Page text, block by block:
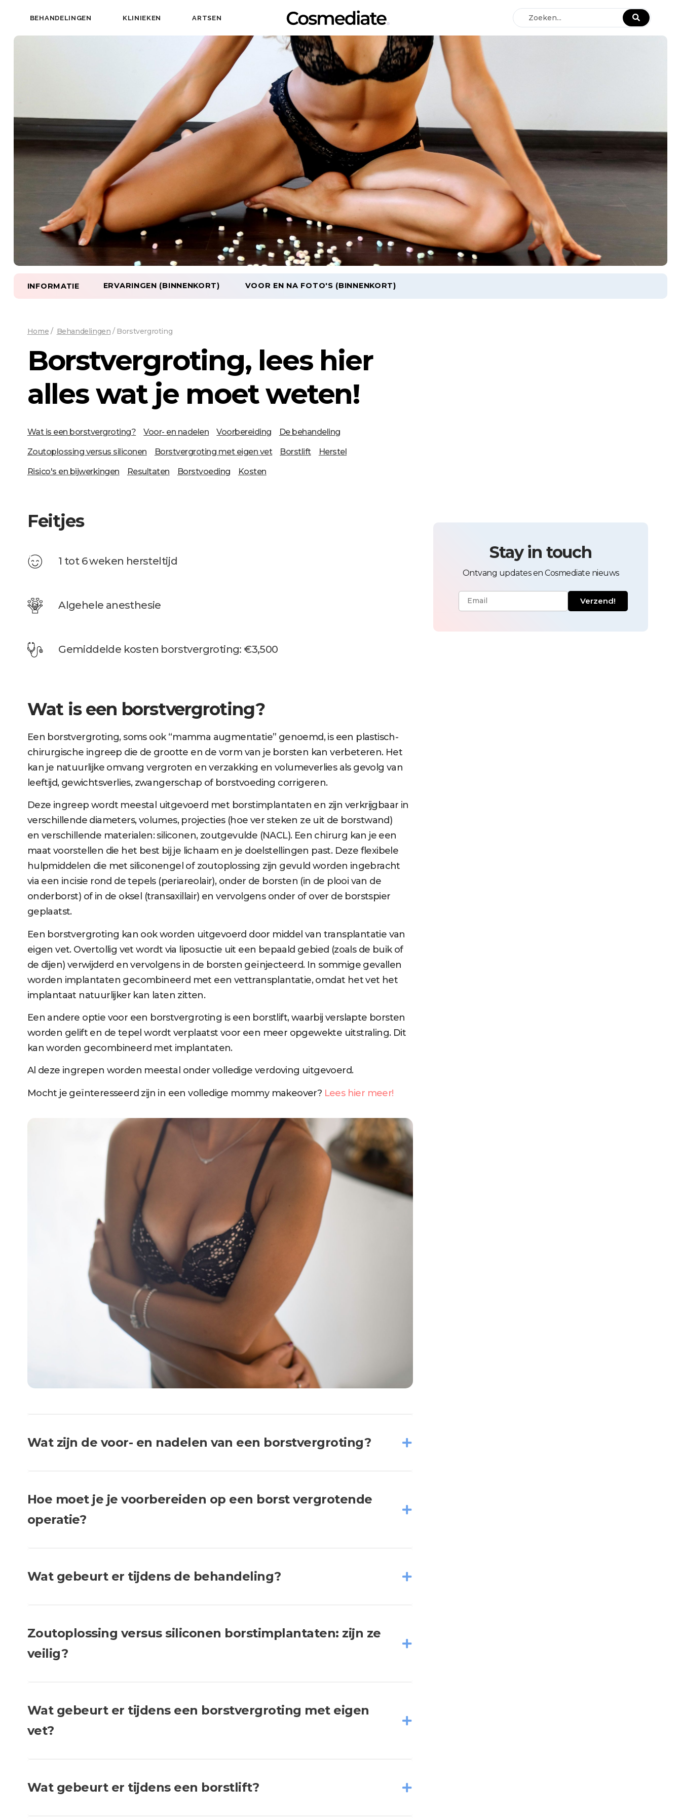
BEHANDELINGEN KLINIEKEN ARTSEN
INFORMATIE ERVARINGEN (BINNENKORT) VOOR EN NA FOTO'S (BINNENKORT)
Home / Behandelingen / Borstvergroting
Borstvergroting, lees hier
alles wat je moet weten!
Wat is een borstvergroting? Voor- en nadelen Voorbereiding De behandeling
Zoutoplossing versus siliconen Borstvergroting met eigen vet Borstlift Herstel
Risico's en bijwerkingen Resultaten Borstvoeding Kosten
Feitjes
1 tot 6 weken hersteltijd
Algehele anesthesie
Gemiddelde kosten borstvergroting: €3,500
Wat is een borstvergroting?
Een borstvergroting, soms ook “mamma augmentatie” genoemd, is een plastisch-
chirurgische ingreep die de grootte en de vorm van je borsten kan verbeteren. Het
kan je natuurlijke omvang vergroten en verzakking en volumeverlies als gevolg van
leeftijd, gewichtsverlies, zwangerschap of borstvoeding corrigeren.
Deze ingreep wordt meestal uitgevoerd met borstimplantaten en zijn verkrijgbaar in
verschillende diameters, volumes, projecties (hoe ver steken ze uit de borstwand)
en verschillende materialen: siliconen, zoutgevulde (NACL). Een chirurg kan je een
maat voorstellen die het best bij je lichaam en je doelstellingen past. Deze flexibele
hulpmiddelen die met siliconengel of zoutoplossing zijn gevuld worden ingebracht
via een incisie rond de tepels (periareolair), onder de borsten (in de plooi van de
onderborst) of in de oksel (transaxillair) en vervolgens onder of over de borstspier
geplaatst.
Een borstvergroting kan ook worden uitgevoerd door middel van transplantatie van
eigen vet. Overtollig vet wordt via liposuctie uit een bepaald gebied (zoals de buik of
de dijen) verwijderd en vervolgens in de borsten geïnjecteerd. In sommige gevallen
worden implantaten gecombineerd met een vettransplantatie, omdat het vet het
implantaat natuurlijker kan laten zitten.
Een andere optie voor een borstvergroting is een borstlift, waarbij verslapte borsten
worden gelift en de tepel wordt verplaatst voor een meer opgewekte uitstraling. Dit
kan worden gecombineerd met implantaten.
Al deze ingrepen worden meestal onder volledige verdoving uitgevoerd.
Mocht je geïnteresseerd zijn in een volledige mommy makeover? Lees hier meer!
Wat zijn de voor- en nadelen van een borstvergroting?
Hoe moet je je voorbereiden op een borst vergrotende
operatie?
Wat gebeurt er tijdens de behandeling?
Zoutoplossing versus siliconen borstimplantaten: zijn ze
veilig?
Wat gebeurt er tijdens een borstvergroting met eigen
vet?
Wat gebeurt er tijdens een borstlift?
Stay in touch
Ontvang updates en Cosmediate nieuws
Verzend!